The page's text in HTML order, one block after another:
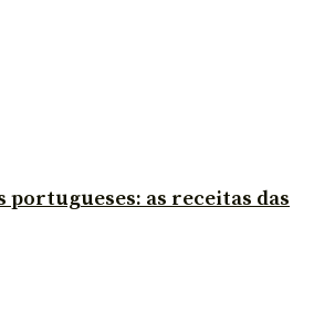
as receitas das